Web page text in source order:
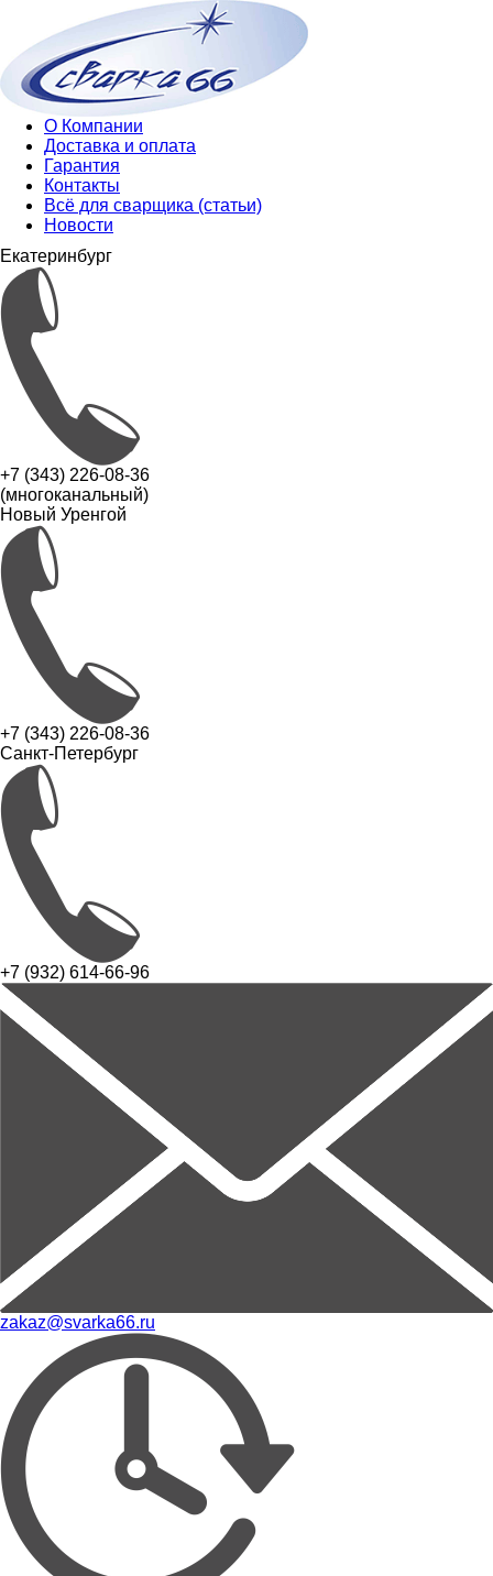
О Компании
Доставка и оплата
Гарантия
Контакты
Всё для сварщика (статьи)
Новости
Екатеринбург
+7 (343) 226-08-36
(многоканальный)
Новый Уренгой
+7 (343) 226-08-36
Санкт-Петербург
+7 (932) 614-66-96
zakaz@svarka66.ru